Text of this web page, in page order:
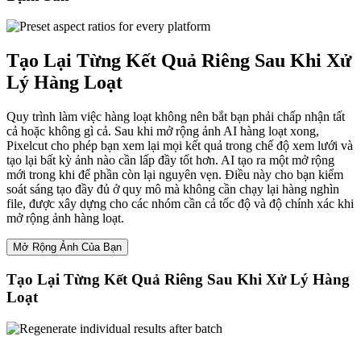
Tạo Lại Từng Kết Quả Riêng Sau Khi Xử
Lý Hàng Loạt
Quy trình làm việc hàng loạt không nên bắt bạn phải chấp nhận tất
cả hoặc không gì cả. Sau khi mở rộng ảnh AI hàng loạt xong,
Pixelcut cho phép bạn xem lại mọi kết quả trong chế độ xem lưới và
tạo lại bất kỳ ảnh nào cần lấp đầy tốt hơn. AI tạo ra một mở rộng
mới trong khi để phần còn lại nguyên vẹn. Điều này cho bạn kiểm
soát sáng tạo đầy đủ ở quy mô mà không cần chạy lại hàng nghìn
file, được xây dựng cho các nhóm cần cả tốc độ và độ chính xác khi
mở rộng ảnh hàng loạt.
Mở Rộng Ảnh Của Bạn
Tạo Lại Từng Kết Quả Riêng Sau Khi Xử Lý Hàng
Loạt